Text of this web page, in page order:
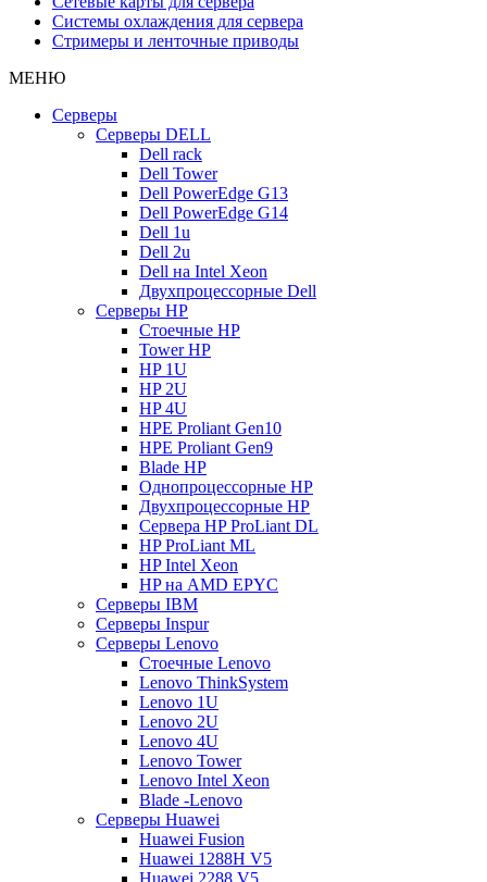
Системы охлаждения для сервера
Стримеры и ленточные приводы
МЕНЮ
Серверы
Серверы DELL
Dell rack
Dell Tower
Dell PowerEdge G13
Dell PowerEdge G14
Dell 1u
Dell 2u
Dell на Intel Xeon
Двухпроцессорные Dell
Серверы HP
Стоечные HP
Tower HP
HP 1U
HP 2U
HP 4U
HPE Proliant Gen10
HPE Proliant Gen9
Blade HP
Однопроцессорные HP
Двухпроцессорные HP
Сервера HP ProLiant DL
HP ProLiant ML
HP Intel Xeon
HP на AMD EPYC
Серверы IBM
Серверы Inspur
Серверы Lenovo
Стоечные Lenovo
Lenovo ThinkSystem
Lenovo 1U
Lenovo 2U
Lenovo 4U
Lenovo Tower
Lenovo Intel Xeon
Blade -Lenovo
Серверы Huawei
Huawei Fusion
Huawei 1288H V5
Huawei 2288 V5